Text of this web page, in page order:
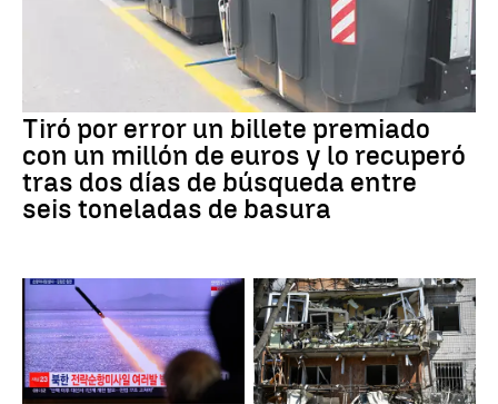
Tiró por error un billete premiado
con un millón de euros y lo recuperó
tras dos días de búsqueda entre
seis toneladas de basura